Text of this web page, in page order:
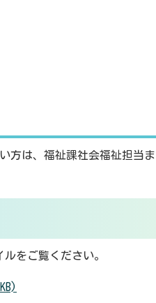
方は、福祉課社会福祉担当ま
をご覧ください。